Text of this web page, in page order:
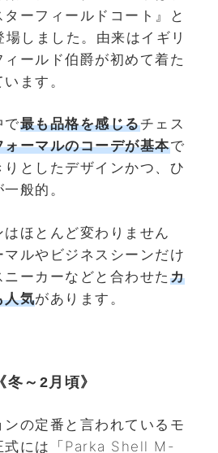
ーフィールドコート』と
しました。由来はイギリ
ールド伯爵が初めて着た
ます。
で最も品格を感じるチェス
ォーマルのコーデが基本で
としたデザインかつ、ひ
般的。
ほとんど変わりません
ルやビジネスシーンだけ
ーカーなどと合わせた カ
人気があります。
冬～2月頃》
ンの定番と言われているモ
式には「Parka Shell M-